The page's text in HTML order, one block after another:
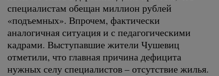
специалистам обещан миллион рублей
«подъемных». Впрочем, фактически
аналогичная ситуация и с педагогическими
кадрами. Выступавшие жители Чушевиц
отметили, что главная причина дефицита
нужных селу специалистов – отсутствие жилья.